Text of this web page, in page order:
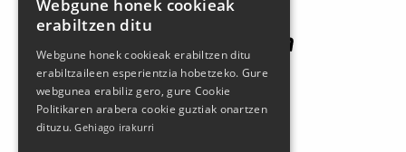
Webgune honek cookieak
erabiltzen ditu
Webgune honek cookieak erabiltzen ditu
erabiltzaileen esperientzia hobetzeko. Gure
webgunea erabiliz gero, gure Cookie
Politikaren arabera cookie guztiak onartzen
dituzu.Gehiago irakurri